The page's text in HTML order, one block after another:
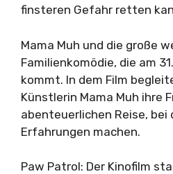
finsteren Gefahr retten
Mama Muh und die große
Familienkomödie, die am
kommt. In dem Film
Künstlerin Mama Muh ihre
abenteuerlichen Reise, bei
Erfahrungen machen.
Paw Patrol: Der Kinofilm